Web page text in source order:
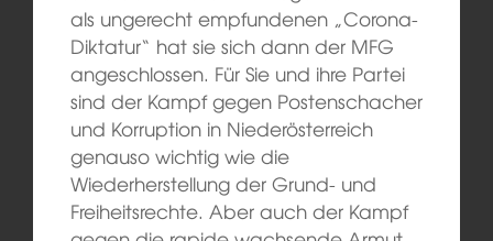
als ungerecht empfundenen „Corona-
Diktatur“ hat sie sich dann der MFG
angeschlossen. Für Sie und ihre Partei
sind der Kampf gegen Postenschacher
und Korruption in Niederösterreich
genauso wichtig wie die
Wiederherstellung der Grund- und
Freiheitsrechte. Aber auch der Kampf